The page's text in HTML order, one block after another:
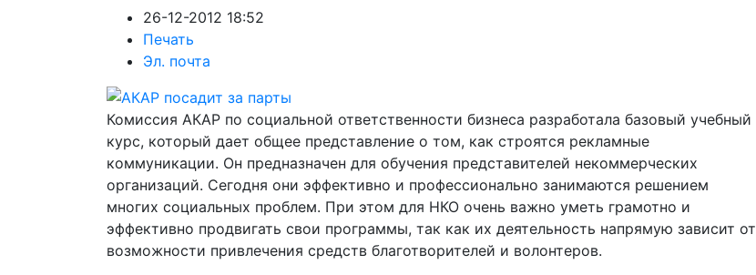
26-12-2012 18:52
Печать
Эл. почта
Комиссия АКАР по социальной ответственности бизнеса разработала базовый учебный
курс, который дает общее представление о том, как строятся рекламные
коммуникации. Он предназначен для обучения представителей некоммерческих
организаций. Сегодня они эффективно и профессионально занимаются решением
многих социальных проблем. При этом для НКО очень важно уметь грамотно и
эффективно продвигать свои программы, так как их деятельность напрямую зависит от
возможности привлечения средств благотворителей и волонтеров.